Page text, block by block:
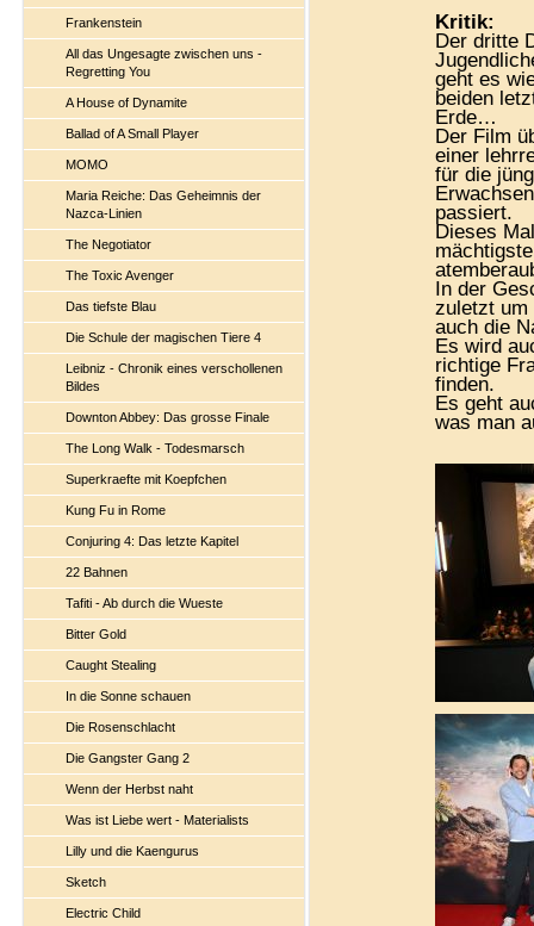
Frankenstein
All das Ungesagte zwischen uns -
Regretting You
A House of Dynamite
Ballad of A Small Player
MOMO
Maria Reiche: Das Geheimnis der
Nazca-Linien
The Negotiator
The Toxic Avenger
Das tiefste Blau
Die Schule der magischen Tiere 4
Leibniz - Chronik eines verschollenen
Bildes
Downton Abbey: Das grosse Finale
The Long Walk - Todesmarsch
Superkraefte mit Koepfchen
Kung Fu in Rome
Conjuring 4: Das letzte Kapitel
22 Bahnen
Tafiti - Ab durch die Wueste
Bitter Gold
Caught Stealing
In die Sonne schauen
Die Rosenschlacht
Die Gangster Gang 2
Wenn der Herbst naht
Was ist Liebe wert - Materialists
Lilly und die Kaengurus
Sketch
Electric Child
Kritik:
Der dritte
geht es
beiden
Erde…
Der Film
einer
für die
passiert.
Dieses
In der
zuletzt um
auch die
Es wird
richtige
finden.
Es geht
was man